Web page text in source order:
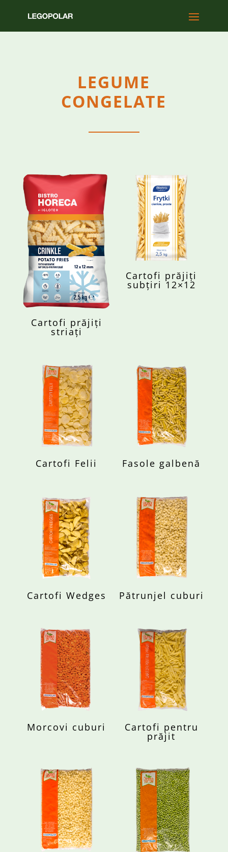
LEGUME
CONGELATE
Cartofi prăjiți
striați
Cartofi prăjiți
subțiri 12×12
Cartofi Felii Fasole galbenă
Cartofi Wedges Pătrunjel cuburi
Morcovi cuburi Cartofi pentru
prăjit